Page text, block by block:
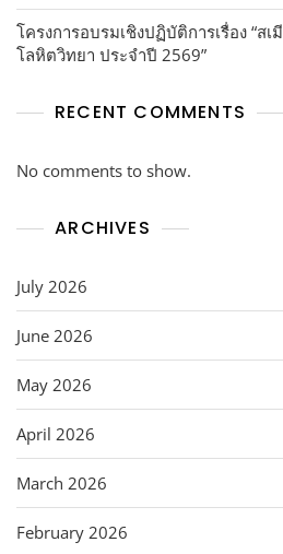
โครงการอบรมเชิงปฏิบัติการเรื่อง “ส
โลหิตวิทยา ประจำปี 2569”
RECENT COMMENTS
No comments to show.
ARCHIVES
July 2026
June 2026
May 2026
April 2026
March 2026
February 2026